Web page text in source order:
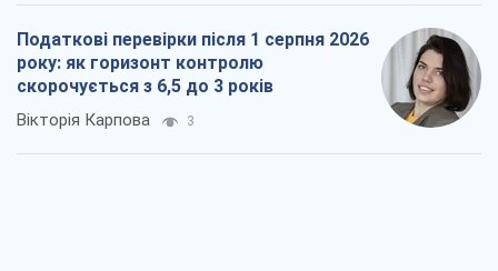
Податкові перевірки після 1 серпня 2026
року: як горизонт контролю
скорочується з 6,5 до 3 років
Вікторія Карпова 3